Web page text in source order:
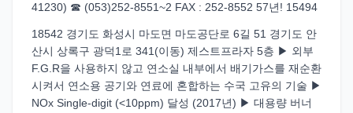
41230) ☎ (053)252-8551~2 FAX : 252-8552 57년! 15494
18542 경기도 화성시 마도면 마도공단로 6길 51 경기도 안
산시 상록구 광덕1로 341(이동) 제스트프라자 5층 ▶ 외부
F.G.R을 사용하지 않고 연소실 내부에서 배기가스를 재순환
시켜서 연소용 공기와 연료에 혼합하는 수국 고유의 기술 ▶
NOx Single-digit (<10ppm) 달성 (2017년) ▶ 대용량 버너